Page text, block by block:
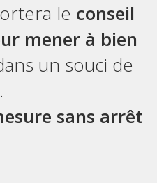
le conseil
mener à bien
un souci de
sans arrêt